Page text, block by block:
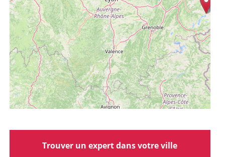
Trouver un expert dans votre ville